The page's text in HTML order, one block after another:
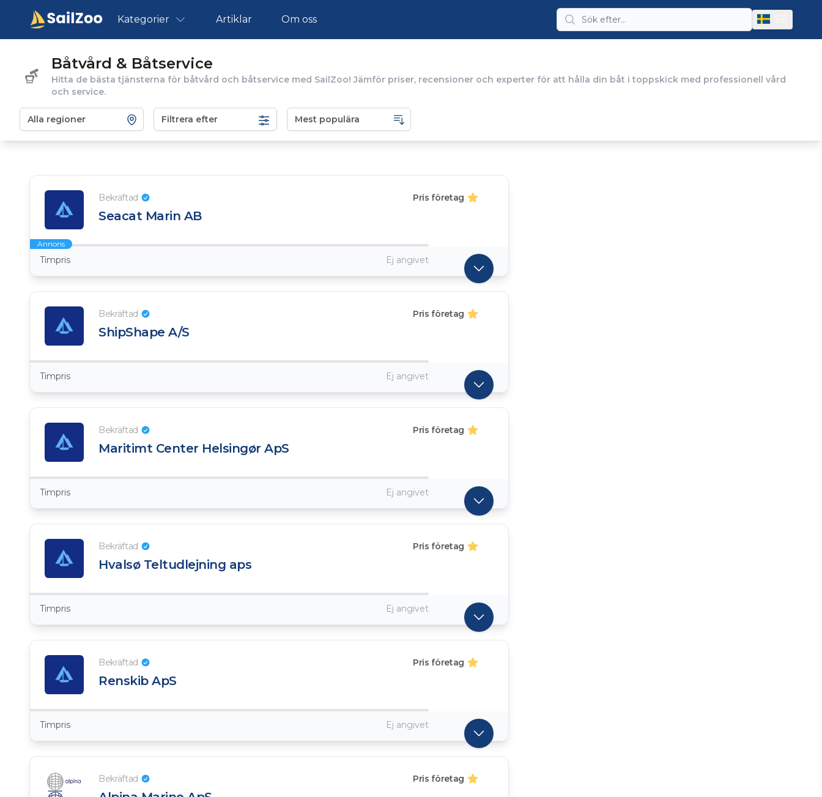
Kategorier Artiklar Om oss
Båtvård & Båtservice
Hitta de bästa tjänsterna för båtvård och båtservice med SailZoo! Jämför priser, recensioner och experter för att hålla din båt i toppskick med professionell vård
och service.
Filtrera efter
Bekräftad Pris företag
Seacat Marin AB
Annons
Timpris Ej angivet
Bekräftad Pris företag
ShipShape A/S
Timpris Ej angivet
Bekräftad Pris företag
Maritimt Center Helsingør ApS
Timpris Ej angivet
Bekräftad Pris företag
Hvalsø Teltudlejning aps
Timpris Ej angivet
Bekräftad Pris företag
Renskib ApS
Timpris Ej angivet
Bekräftad Pris företag